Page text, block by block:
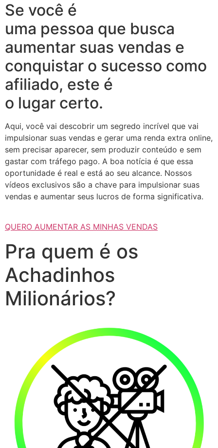
Se você é
uma pessoa que busca
aumentar suas vendas e
conquistar o sucesso como
afiliado, este é
o lugar certo.
Aqui, você vai descobrir um segredo incrível que vai
impulsionar suas vendas e gerar uma renda extra online,
sem precisar aparecer, sem produzir conteúdo e sem
gastar com tráfego pago. A boa notícia é que essa
oportunidade é real e está ao seu alcance. Nossos
vídeos exclusivos são a chave para impulsionar suas
vendas e aumentar seus lucros de forma significativa.
QUERO AUMENTAR AS MINHAS VENDAS
Pra quem é os
Achadinhos
Milionários?